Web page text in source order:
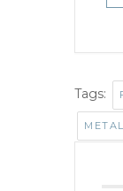
Tags: